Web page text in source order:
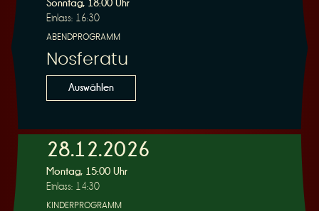
Sonntag, 18:00 Uhr
Einlass: 16:30
ABENDPROGRAMM
Nosferatu
Auswählen
28.12.2026
Montag, 15:00 Uhr
Einlass: 14:30
KINDERPROGRAMM